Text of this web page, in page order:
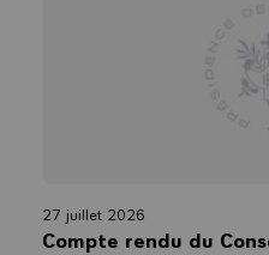
27 juillet 2026
Compte rendu du